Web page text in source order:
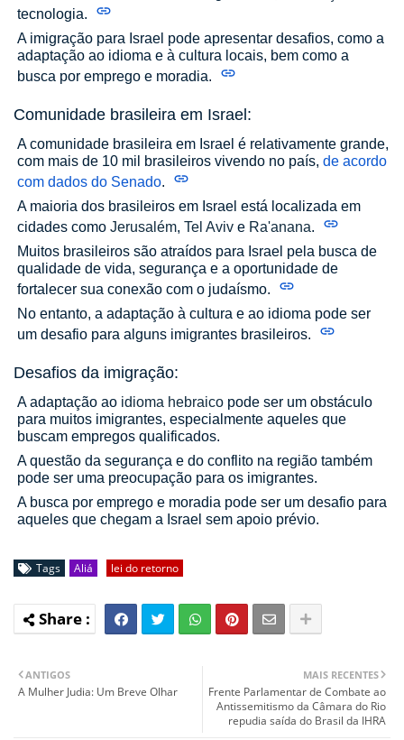
tecnologia.
A imigração para Israel pode apresentar desafios, como a
adaptação ao idioma e à cultura locais, bem como a
busca por emprego e moradia.
Comunidade brasileira em Israel:
A comunidade brasileira em Israel é relativamente grande,
com mais de 10 mil brasileiros vivendo no país, de acordo
com dados do Senado.
A maioria dos brasileiros em Israel está localizada em
cidades como Jerusalém, Tel Aviv e Ra'anana.
Muitos brasileiros são atraídos para Israel pela busca de
qualidade de vida, segurança e a oportunidade de
fortalecer sua conexão com o judaísmo.
No entanto, a adaptação à cultura e ao idioma pode ser
um desafio para alguns imigrantes brasileiros.
Desafios da imigração:
A adaptação ao idioma hebraico pode ser um obstáculo
para muitos imigrantes, especialmente aqueles que
buscam empregos qualificados.
A questão da segurança e do conflito na região também
pode ser uma preocupação para os imigrantes.
A busca por emprego e moradia pode ser um desafio para
aqueles que chegam a Israel sem apoio prévio.
Tags Aliá lei do retorno
MAIS RECENTES
Frente Parlamentar de Combate ao
Antissemitismo da Câmara do Rio
repudia saída do Brasil da IHRA
ANTIGOS
A Mulher Judia: Um Breve Olhar